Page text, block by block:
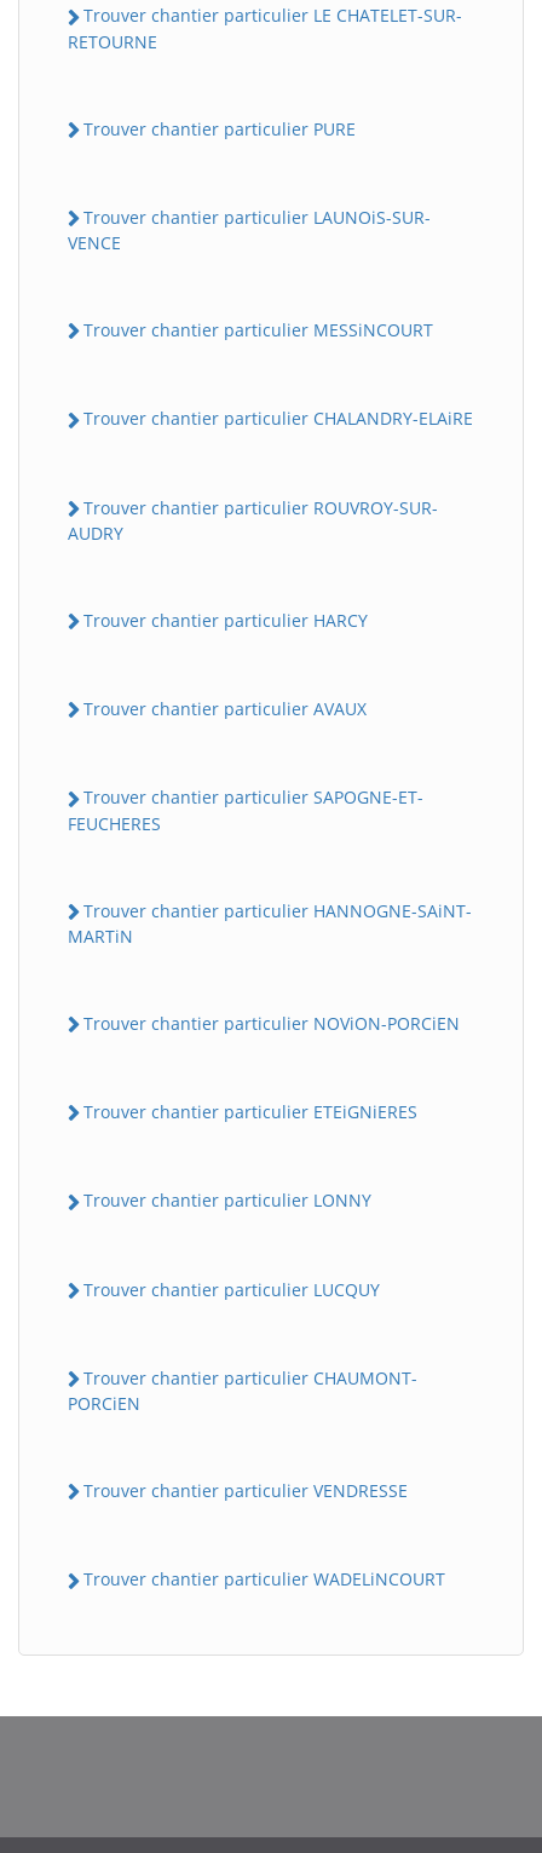
Trouver chantier particulier LE CHATELET-SUR-
RETOURNE
Trouver chantier particulier PURE
Trouver chantier particulier LAUNOiS-SUR-
VENCE
Trouver chantier particulier MESSiNCOURT
Trouver chantier particulier CHALANDRY-ELAiRE
Trouver chantier particulier ROUVROY-SUR-
AUDRY
Trouver chantier particulier HARCY
Trouver chantier particulier AVAUX
Trouver chantier particulier SAPOGNE-ET-
FEUCHERES
Trouver chantier particulier HANNOGNE-SAiNT-
MARTiN
Trouver chantier particulier NOViON-PORCiEN
Trouver chantier particulier ETEiGNiERES
Trouver chantier particulier LONNY
Trouver chantier particulier LUCQUY
Trouver chantier particulier CHAUMONT-
PORCiEN
Trouver chantier particulier VENDRESSE
Trouver chantier particulier WADELiNCOURT
BatiWebPro